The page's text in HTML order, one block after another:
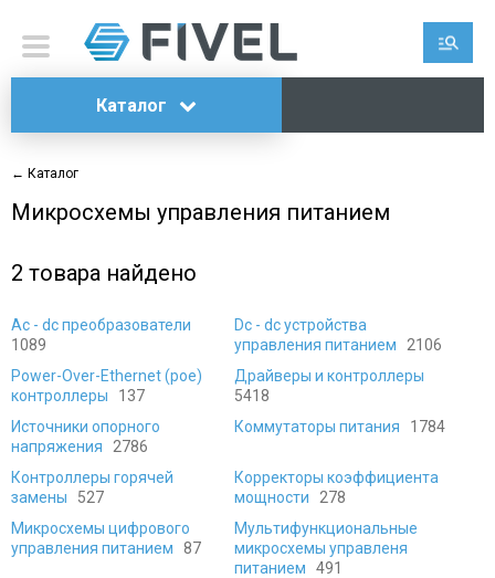
Каталог
← Каталог
Микросхемы управления питанием
2 товара найдено
Ac - dc преобразователи
1089
Dc - dc устройства
управления питанием
2106
Power-Over-Ethernet (poe)
контроллеры
137
Драйверы и контроллеры
5418
Источники опорного
напряжения
2786
Коммутаторы питания 1784
Контроллеры горячей
замены
527
Корректоры коэффициента
мощности
278
Микросхемы цифрового
управления питанием
87
Мультифункциональные
микросхемы управленя
питанием
491